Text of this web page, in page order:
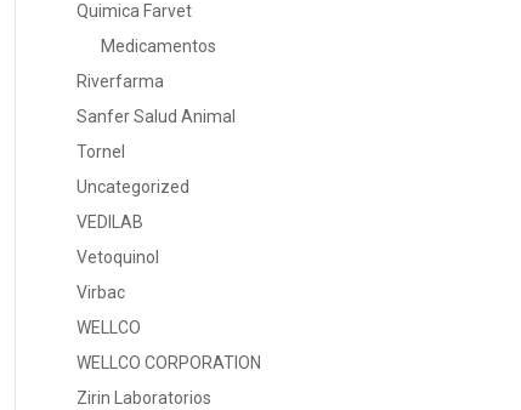
Quimica Farvet
Medicamentos
Riverfarma
Sanfer Salud Animal
Tornel
Uncategorized
VEDILAB
Vetoquinol
Virbac
WELLCO
WELLCO CORPORATION
Zirin Laboratorios